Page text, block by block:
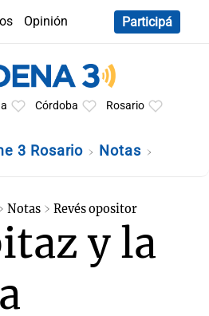
Opinión
Participá
Córdoba Rosario
3 Rosario Notas
Notas Revés opositor
y la